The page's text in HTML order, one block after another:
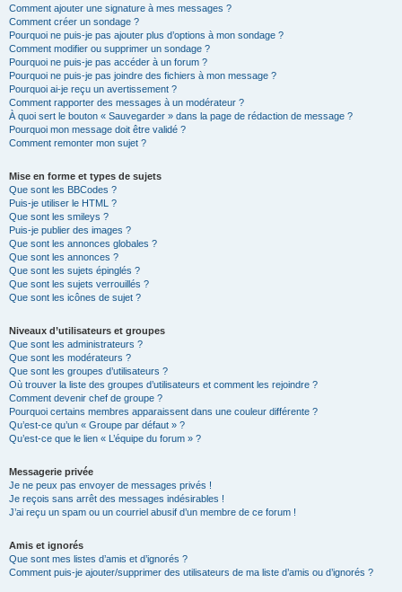
Comment ajouter une signature à mes messages ?
Comment créer un sondage ?
Pourquoi ne puis-je pas ajouter plus d’options à mon sondage ?
Comment modifier ou supprimer un sondage ?
Pourquoi ne puis-je pas accéder à un forum ?
Pourquoi ne puis-je pas joindre des fichiers à mon message ?
Pourquoi ai-je reçu un avertissement ?
Comment rapporter des messages à un modérateur ?
À quoi sert le bouton « Sauvegarder » dans la page de rédaction de message ?
Pourquoi mon message doit être validé ?
Comment remonter mon sujet ?
Mise en forme et types de sujets
Que sont les BBCodes ?
Puis-je utiliser le HTML ?
Que sont les smileys ?
Puis-je publier des images ?
Que sont les annonces globales ?
Que sont les annonces ?
Que sont les sujets épinglés ?
Que sont les sujets verrouillés ?
Que sont les icônes de sujet ?
Niveaux d’utilisateurs et groupes
Que sont les administrateurs ?
Que sont les modérateurs ?
Que sont les groupes d’utilisateurs ?
Où trouver la liste des groupes d’utilisateurs et comment les rejoindre ?
Comment devenir chef de groupe ?
Pourquoi certains membres apparaissent dans une couleur différente ?
Qu’est-ce qu’un « Groupe par défaut » ?
Qu’est-ce que le lien « L’équipe du forum » ?
Messagerie privée
Je ne peux pas envoyer de messages privés !
Je reçois sans arrêt des messages indésirables !
J’ai reçu un spam ou un courriel abusif d’un membre de ce forum !
Amis et ignorés
Que sont mes listes d’amis et d’ignorés ?
Comment puis-je ajouter/supprimer des utilisateurs de ma liste d’amis ou d’ignorés ?